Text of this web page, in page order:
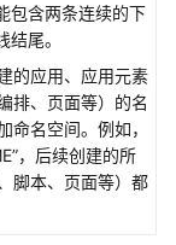
包含两条连续的下
尾。
的应用、应用元素
排、页面等）的名
命名空间。例如，
，后续创建的所
脚本、页面等）都